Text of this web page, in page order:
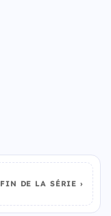
FIN DE LA SÉRIE